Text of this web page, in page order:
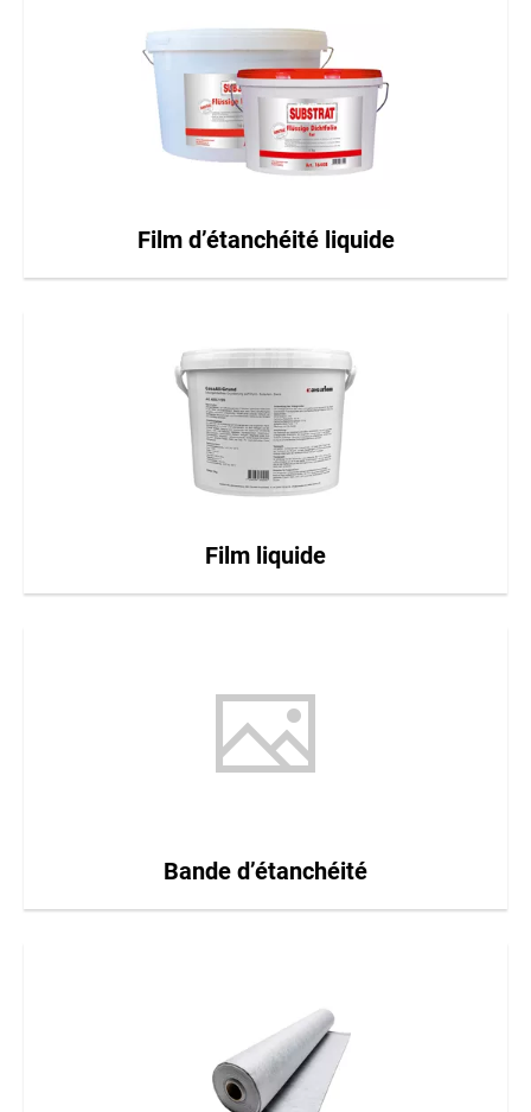
Film d’étanchéité liquide
Film liquide
Bande d’étanchéité